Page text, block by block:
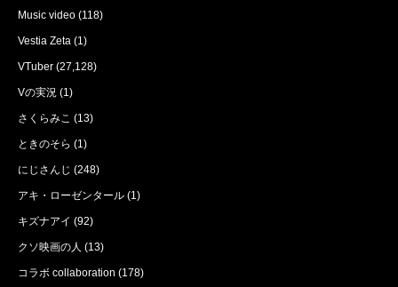
Music video (118)
Vestia Zeta (1)
VTuber (27,128)
Vの実況 (1)
さくらみこ (13)
ときのそら (1)
にじさんじ (248)
アキ・ローゼンタール (1)
キズナアイ (92)
クソ映画の人 (13)
コラボ collaboration (178)